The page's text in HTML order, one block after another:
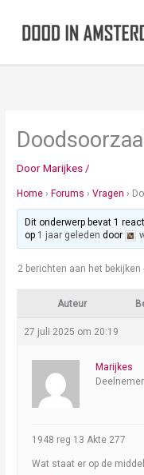
DoorMarijkes /
Home › Forums › Vragen ›
Dit onderwerp bevat 1
op 1 jaar geleden door
2 berichten aan het
Auteur
27 juli 2025 om 20:19
Marijkes
Deelnemer
1948 reg 13 Akte 277
Wat staat er op de